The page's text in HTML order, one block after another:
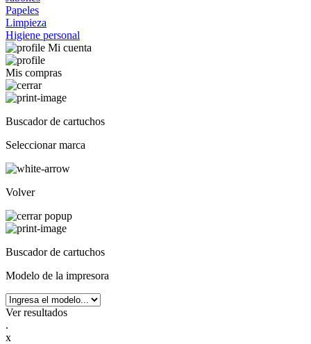
Papeles
Limpieza
Higiene personal
Mi cuenta
Mis compras
Buscador de cartuchos
Seleccionar marca
Volver
Buscador de cartuchos
Modelo de la impresora
Ver resultados
.
x